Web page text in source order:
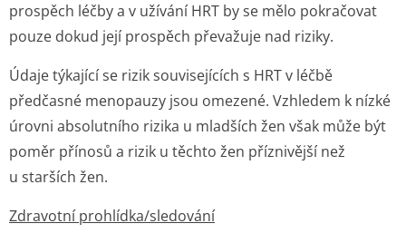
prospěch léčby a v užívání HRT by se mělo pokračovat
pouze dokud její prospěch převažuje nad riziky.
Údaje týkající se rizik souvisejících s HRT v léčbě
předčasné menopauzy jsou omezené. Vzhledem k nízké
úrovni absolutního rizika u mladších žen však může být
poměr přínosů a rizik u těchto žen příznivější než
u starších žen.
Zdravotní prohlídka/sle­dování